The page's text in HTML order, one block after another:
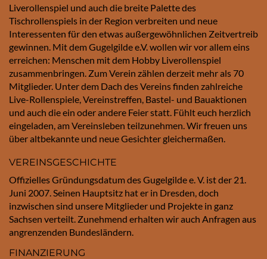
Liverollenspiel und auch die breite Palette des
Tischrollenspiels in der Region verbreiten und neue
Interessenten für den etwas außergewöhnlichen Zeitvertreib
gewinnen. Mit dem Gugelgilde e.V. wollen wir vor allem eins
erreichen: Menschen mit dem Hobby Liverollenspiel
zusammenbringen. Zum Verein zählen derzeit mehr als 70
Mitglieder. Unter dem Dach des Vereins finden zahlreiche
Live-Rollenspiele, Vereinstreffen, Bastel- und Bauaktionen
und auch die ein oder andere Feier statt. Fühlt euch herzlich
eingeladen, am Vereinsleben teilzunehmen. Wir freuen uns
über altbekannte und neue Gesichter gleichermaßen.
VEREINSGESCHICHTE
Offizielles Gründungsdatum des Gugelgilde e. V. ist der 21.
Juni 2007. Seinen Hauptsitz hat er in Dresden, doch
inzwischen sind unsere Mitglieder und Projekte in ganz
Sachsen verteilt. Zunehmend erhalten wir auch Anfragen aus
angrenzenden Bundesländern.
FINANZIERUNG